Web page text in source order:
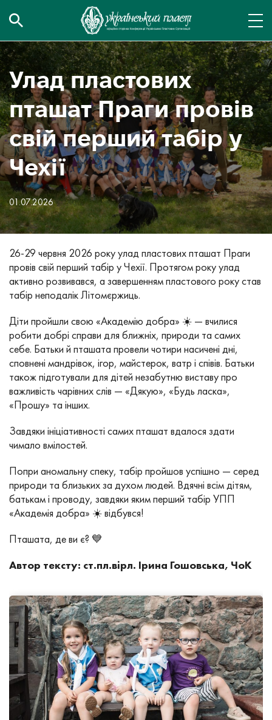
Улад пластових
пташат Праги провів
свій перший табір у
Чехії
01.07.2026
26-29 червня 2026 року улад пластових пташат Праги
провів свій перший табір у Чехії. Протягом року улад
активно розвивався, а завершенням пластового року став
табір неподалік Літомєржиць.
Діти пройшли свою «Академію добра» ☀️ — вчилися
робити добрі справи для ближніх, природи та самих
себе. Батьки й пташата провели чотири насичені дні,
сповнені мандрівок, ігор, майстерок, ватр і співів. Батьки
також підготували для дітей незабутню виставу про
важливість чарівних слів — «Дякую», «Будь ласка»,
«Прошу» та інших.
Завдяки ініціативності самих пташат вдалося здати
чимало вмілостей.
Попри аномальну спеку, табір пройшов успішно — серед
природи та близьких за духом людей. Вдячні всім дітям,
батькам і проводу, завдяки яким перший табір УПП
«Академія добра» ☀️ відбувся!
Пташата, де ви є? 💙
Автор тексту: ст.пл.вірл. Ірина Гошовська, ЧоК